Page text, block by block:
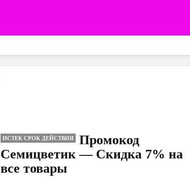
ИСТЕК СРОК ДЕЙСТВИЯ
Промокод
Семицветик — Скидка 7% на
все товары